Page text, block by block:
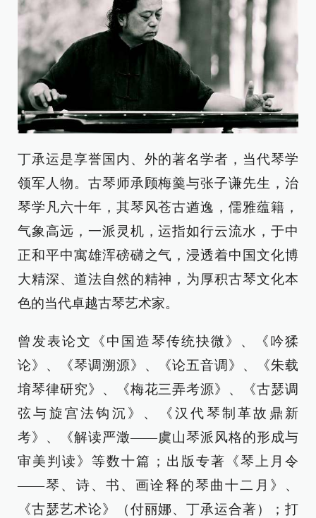
丁承运是享誉国内、外的著名学者，当代琴学
领军人物。古琴师承顾梅羹与张子谦先生，治
琴学凡六十年，其琴风苍古遒逸，儒雅蕴籍，
气象高远，一派灵机，运指如行云流水，于中
正和平中寓雄浑磅礴之气，浸透着中国文化博
大精深、道法自然的精神，为厚积古琴文化本
色的当代卓越古琴艺术家。
曾发表论文《中国造琴传统抉微》、《吟猱
论》、《琴调溯源》、《论五音调》、《朱载
堉琴律研究》、《梅花三弄考源》、《古瑟调
弦与旋宫法钩沉》、《汉代琴制革故鼎新
考》、《解读严澂——虞山琴派风格的形成与
审美判读》等数十篇；出版专著《琴上月令
——琴、诗、书、画诠释的琴曲十二月》、
《古瑟艺术论》（付丽娜、丁承运合著）；打